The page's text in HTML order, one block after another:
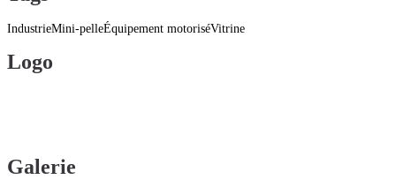
IndustrieMini-pelleÉquipement motoriséVitrine
Logo
Galerie